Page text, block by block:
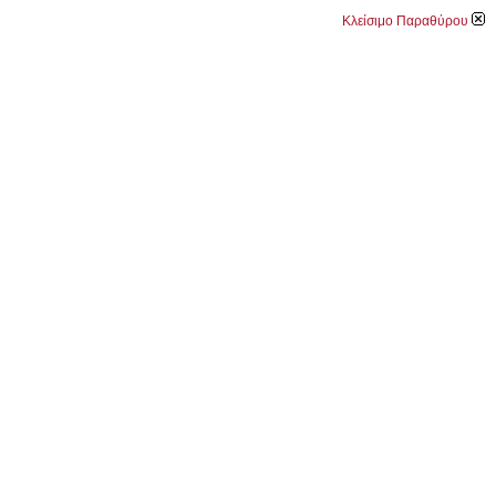
Κλείσιμο Παραθύρου